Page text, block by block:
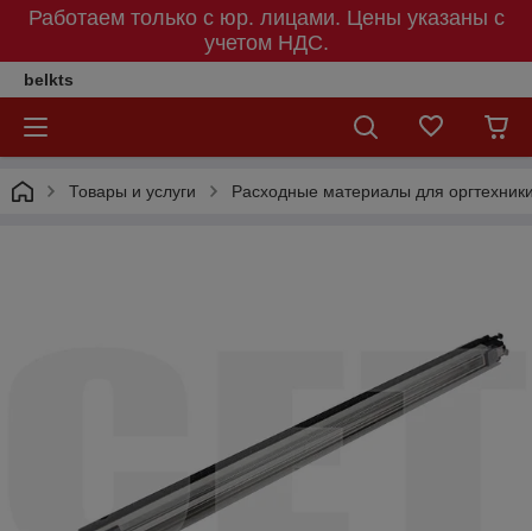
Работаем только с юр. лицами. Цены указаны c
учетом НДС.
belkts
Товары и услуги Расходные материалы для